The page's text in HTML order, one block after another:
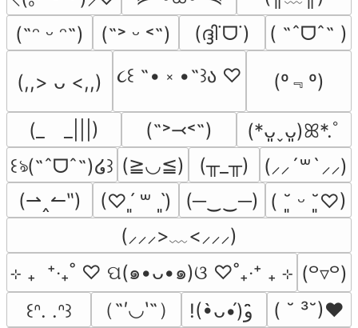
(˶ᵔ ᵕ ᵔ˶)
(˶˃ ᵕ ˂˶) (ദ്ദി˙ᗜ˙) ( ˶ˆᗜˆ˵ )
(,,> ᴗ <,,) ૮꒰ ˶• ༝ •˶꒱ა ♡ (º﹃º)
(_　_|||) (˶˃⤙˂˶)
(*ᴗ͈ˬᴗ͈)ꕤ*.ﾟ
꒰ঌ(˶ˆᗜˆ˵)໒꒱ (≧◡≦) (╥_╥)
(⸝⸝´꒳`⸝⸝)
(⇀‸↼‶)
(♡ˊ͈ ꒳ ˋ͈) (─‿‿─)
( ˘͈ ᵕ ˘͈♡)
(⸝⸝⸝>﹏<⸝⸝⸝)
⊹ ₊  ⁺‧₊˚ ♡ ପ(๑•ᴗ•๑)ଓ ♡˚₊‧⁺ ₊ ⊹ (꒪▿꒪)
꒰ᐢ. .ᐢ꒱
（˶′◡‵˶）
( ˘ ³˘)♥